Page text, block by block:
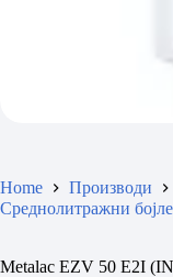
Home Производи
Среднолитражни
Metalac EZV 50 E2I